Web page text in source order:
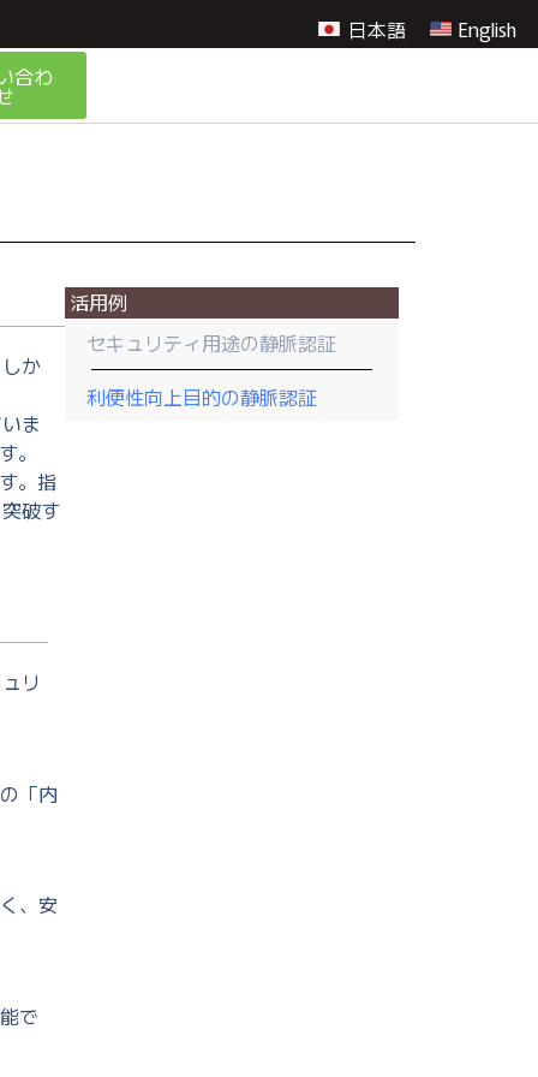
日本語
English
合わ
か
ま
。
。指
破す
リ
「内
、安
で
活用例
セキュリティ用途の静脈認証
利便性向上目的の静脈認証